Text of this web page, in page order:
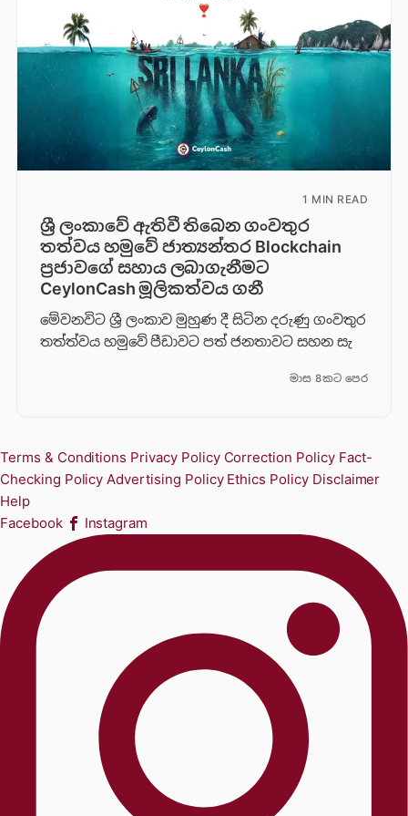
1 MIN READ
ශ්‍රී ලංකාවේ ඇතිවී තිබෙන ගංවතුර
තත්වය හමුවේ ජාත්‍යන්තර Blockchain
ප්‍රජාවගේ සහාය ලබාගැනීමට
CeylonCash මූලිකත්වය ග​නී
මේවනවිට ශ්‍රී ලංකාව මුහුණ දී සිටින දරුණු ගංවතුර
තත්ත්වය හමුවේ පීඩාවට පත් ජනතාවට සහන සැ
මාස 8කට පෙර
Terms & Conditions Privacy Policy Correction Policy Fact-
Checking Policy Advertising Policy Ethics Policy Disclaimer
Help
Facebook
Instagram